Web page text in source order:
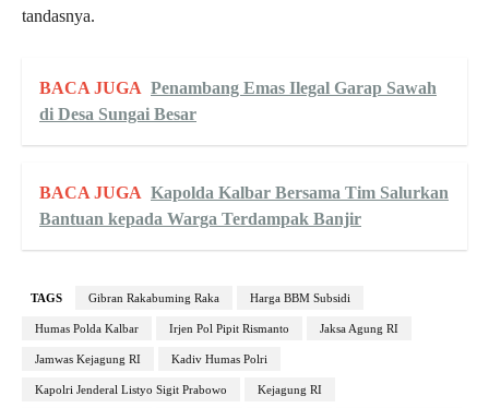
tandasnya.
BACA JUGA Penambang Emas Ilegal Garap Sawah
di Desa Sungai Besar
BACA JUGA Kapolda Kalbar Bersama Tim Salurkan
Bantuan kepada Warga Terdampak Banjir
TAGS Gibran Rakabuming Raka Harga BBM Subsidi
Humas Polda Kalbar Irjen Pol Pipit Rismanto Jaksa Agung RI
Jamwas Kejagung RI Kadiv Humas Polri
Kapolri Jenderal Listyo Sigit Prabowo Kejagung RI